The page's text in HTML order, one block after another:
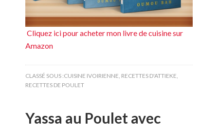
Cliquez ici pour acheter mon livre de cuisine sur
Amazon
CLASSÉ SOUS :CUISINE IVOIRIENNE RECETTES D'ATTIEKE
RECETTES DE POULET
Yassa au Poulet avec